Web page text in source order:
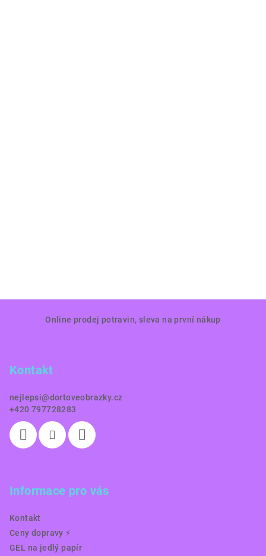
Online prodej potravin, sleva na první nákup
Kontakt
nejlepsi@dortoveobrazky.cz
+420 797728283
Informace pro vás
Kontakt
Ceny dopravy ⚡️
GEL na jedlý papír